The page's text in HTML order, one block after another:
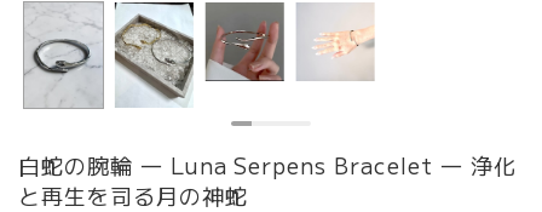
白蛇の腕輪 ― Luna Serpens Bracelet ― 浄化
と再生を司る月の神蛇